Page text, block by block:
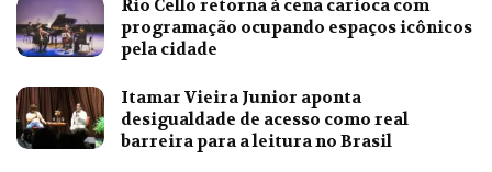
Rio Cello retorna à cena carioca com
programação ocupando espaços icônicos
pela cidade
Itamar Vieira Junior aponta
desigualdade de acesso como real
barreira para a leitura no Brasil